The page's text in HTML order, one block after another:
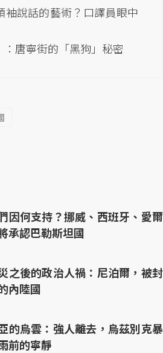
袖說話的藝術？口譯員眼中
唐寧街的「黑狗」秘密
因何支持？挪威、西班牙、愛爾
承認巴勒斯坦國
之後的政治人禍：尼泊爾，被封
內陸國
的烏雲：強人離去，烏茲別克暴
前的寧靜